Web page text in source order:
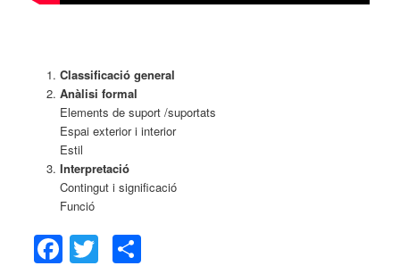
Classificació general
Anàlisi formal
Elements de suport /suportats
Espai exterior i interior
Estil
Interpretació
Contingut i significació
Funció
Facebook
Twitter